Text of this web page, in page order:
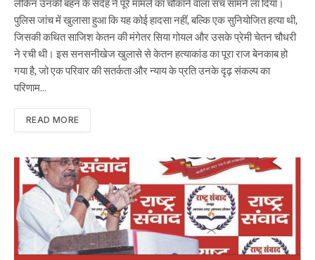
पुलिस जांच में खुलासा हुआ कि यह कोई हादसा नहीं, बल्कि एक सुनियोजित हत्या थी,
जिसकी कथित साजिश केतन की मंगेतर सिया गोयल और उसके प्रेमी चेतन चौधरी
ने रची थी। इस सनसनीखेज खुलासे से केतन हत्याकांड का पूरा राज बेनकाब हो
गया है, जो एक परिवार की सतर्कता और न्याय के प्रति उनके दृढ़ संकल्प का
परिणाम…
READ MORE